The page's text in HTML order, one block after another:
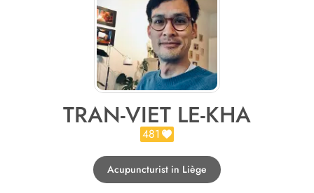
TRAN-VIET LE-KHA
481
Acupuncturist in Liège